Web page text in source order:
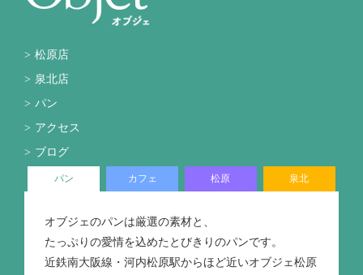
松原店
泉北店
パン
アクセス
ブログ
パン カフェ 松原 泉北
オブジェのパンは厳選の素材と、
たっぷりの愛情を込めたとびきりのパンです。
近鉄南大阪線・河内松原駅からほど近いオブジェ松原